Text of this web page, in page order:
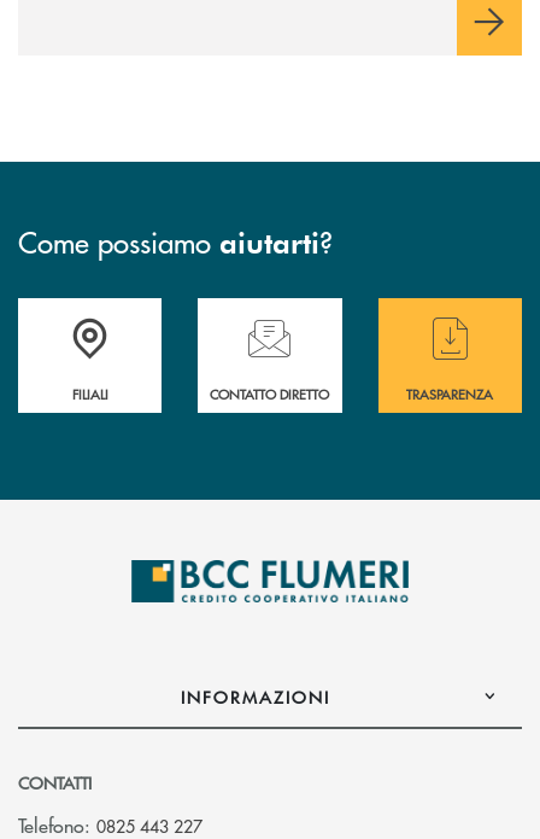
Come possiamo aiutarti?
Trova la filiale più vicina a te
FILIALI
Hai bisogno di assistenza immediata ?
CONTATTO DIRETTO
Hai bisogno di
TRASPARENZA
INFORMAZIONI
CONTATTI
Telefono: 0825 443 227